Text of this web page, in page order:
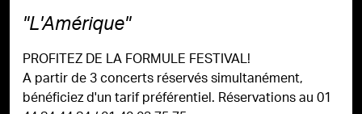
"L'Amérique"
PROFITEZ DE LA FORMULE FESTIVAL!
A partir de 3 concerts réservés simultanément,
bénéficiez d'un tarif préférentiel. Réservations au 01